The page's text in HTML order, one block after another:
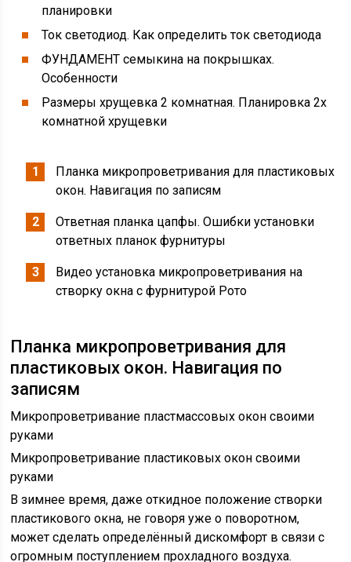
планировки
Ток светодиод. Как определить ток светодиода
ФУНДАМЕНТ семыкина на покрышках.
Особенности
Размеры хрущевка 2 комнатная. Планировка 2х
комнатной хрущевки
Планка микропроветривания для пластиковых
окон. Навигация по записям
Ответная планка цапфы. Ошибки установки
ответных планок фурнитуры
Видео установка микропроветривания на
створку окна с фурнитурой Рото
Планка микропроветривания для
пластиковых окон. Навигация по
записям
Микропроветривание пластмассовых окон своими
руками
Микропроветривание пластиковых окон своими
руками
В зимнее время, даже откидное положение створки
пластикового окна, не говоря уже о поворотном,
может сделать определённый дискомфорт в связи с
огромным поступлением прохладного воздуха.